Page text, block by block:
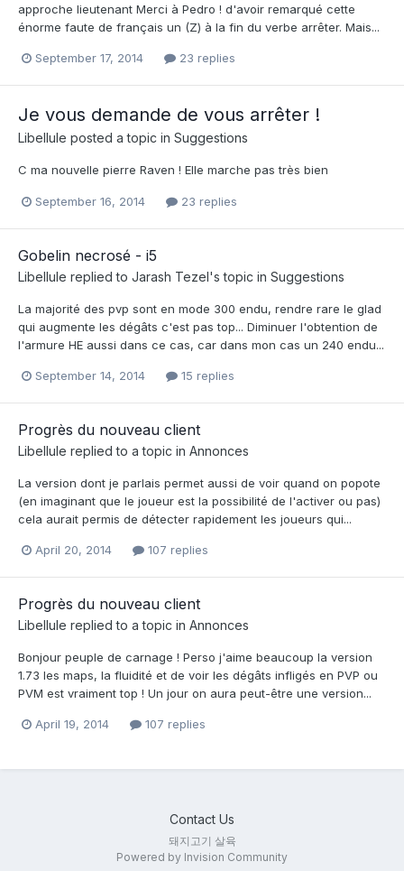
approche lieutenant Merci à Pedro ! d'avoir remarqué cette
énorme faute de français un (Z) à la fin du verbe arrêter. Mais...
September 17, 2014 23 replies
Je vous demande de vous arrêter !
Libellule posted a topic in Suggestions
C ma nouvelle pierre Raven ! Elle marche pas très bien
September 16, 2014 23 replies
Gobelin necrosé - i5
Libellule replied to Jarash Tezel's topic in Suggestions
La majorité des pvp sont en mode 300 endu, rendre rare le glad
qui augmente les dégâts c'est pas top... Diminuer l'obtention de
l'armure HE aussi dans ce cas, car dans mon cas un 240 endu...
September 14, 2014 15 replies
Progrès du nouveau client
Libellule replied to a topic in Annonces
La version dont je parlais permet aussi de voir quand on popote
(en imaginant que le joueur est la possibilité de l'activer ou pas)
cela aurait permis de détecter rapidement les joueurs qui...
April 20, 2014 107 replies
Progrès du nouveau client
Libellule replied to a topic in Annonces
Bonjour peuple de carnage ! Perso j'aime beaucoup la version
1.73 les maps, la fluidité et de voir les dégâts infligés en PVP ou
PVM est vraiment top ! Un jour on aura peut-être une version...
April 19, 2014 107 replies
Contact Us
돼지고기 살육
Powered by Invision Community